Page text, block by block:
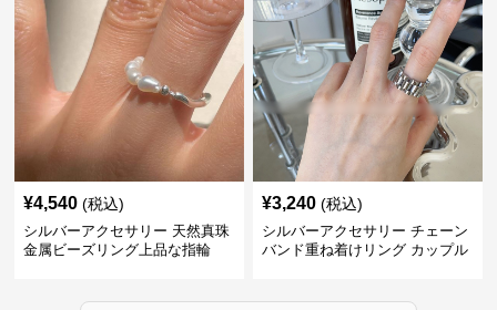
¥4,540 (税込)
シルバーアクセサリー 天然真珠
金属ビーズリング上品な指輪
¥3,240 (税込)
シルバーアクセサリー チェーン
バンド重ね着けリング カップル